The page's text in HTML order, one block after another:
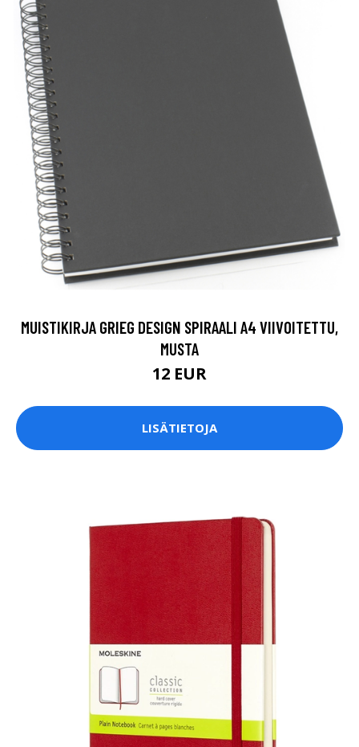
MUISTIKIRJA GRIEG DESIGN SPIRAALI A4 VIIVOITETTU,
MUSTA
12 EUR
LISÄTIETOJA